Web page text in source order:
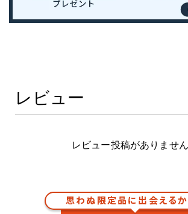
レビュー
レビュー投稿がありません
思わぬ限定品に出会えるか